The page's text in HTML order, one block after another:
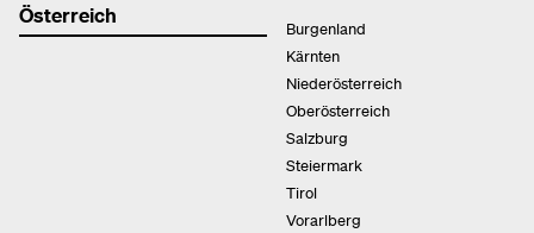
Österreich
Burgenland
Kärnten
Niederösterreich
Oberösterreich
Salzburg
Steiermark
Tirol
Vorarlberg